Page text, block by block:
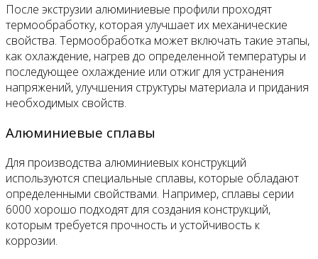
После экструзии алюминиевые профили проходят
термообработку, которая улучшает их механические
свойства. Термообработка может включать такие этапы,
как охлаждение, нагрев до определенной температуры и
последующее охлаждение или отжиг для устранения
напряжений, улучшения структуры материала и придания
необходимых свойств.
Алюминиевые сплавы
Для производства алюминиевых конструкций
используются специальные сплавы, которые обладают
определенными свойствами. Например, сплавы серии
6000 хорошо подходят для создания конструкций,
которым требуется прочность и устойчивость к
коррозии.